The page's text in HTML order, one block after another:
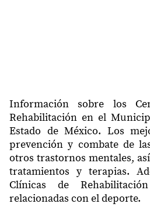
Información sobre los
Rehabilitación en el
Estado de México. Los
prevención y combate de
otros trastornos mentales,
tratamientos y terapias.
Clínicas de
relacionadas con el deporte.